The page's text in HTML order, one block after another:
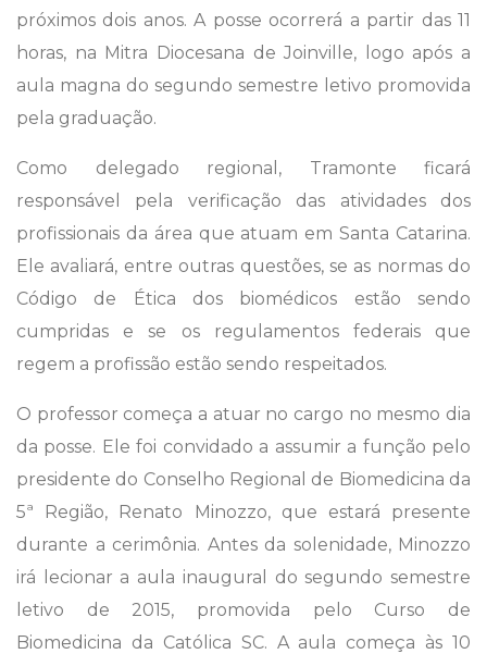
próximos dois anos. A posse ocorrerá a partir das 11
horas, na Mitra Diocesana de Joinville, logo após a
aula magna do segundo semestre letivo promovida
pela graduação.
Como delegado regional, Tramonte ficará
responsável pela verificação das atividades dos
profissionais da área que atuam em Santa Catarina.
Ele avaliará, entre outras questões, se as normas do
Código de Ética dos biomédicos estão sendo
cumpridas e se os regulamentos federais que
regem a profissão estão sendo respeitados.
O professor começa a atuar no cargo no mesmo dia
da posse. Ele foi convidado a assumir a função pelo
presidente do Conselho Regional de Biomedicina da
5ª Região, Renato Minozzo, que estará presente
durante a cerimônia. Antes da solenidade, Minozzo
irá lecionar a aula inaugural do segundo semestre
letivo de 2015, promovida pelo Curso de
Biomedicina da Católica SC. A aula começa às 10